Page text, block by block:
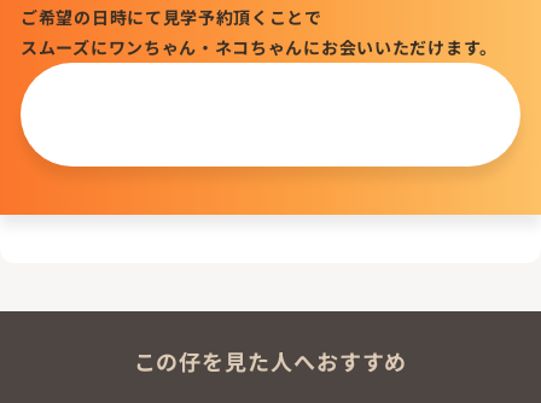
ご希望の日時にて見学予約頂くことで
スムーズにワンちゃん・ネコちゃんにお会いいただけます。
この仔を見た人へおすすめ